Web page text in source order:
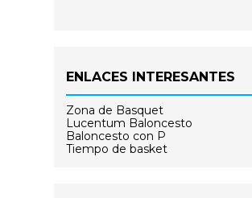
ENLACES INTERESANTES
Zona de Basquet
Lucentum Baloncesto
Baloncesto con P
Tiempo de basket